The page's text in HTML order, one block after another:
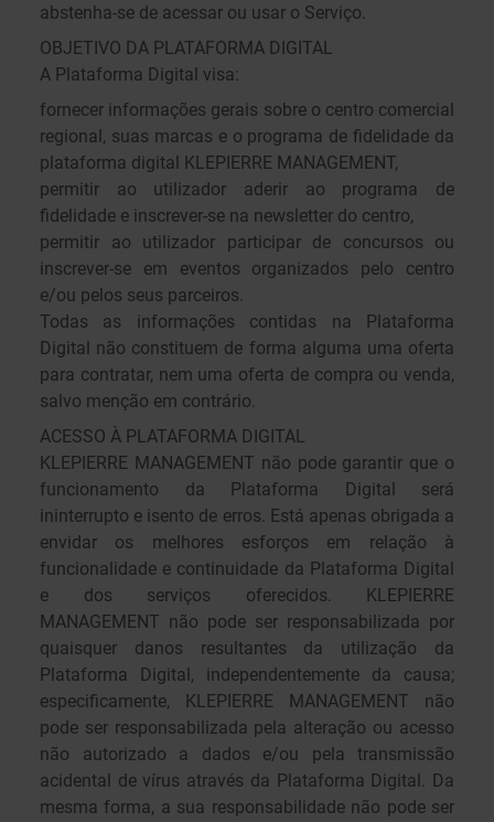
abstenha-se de acessar ou usar o Serviço.
OBJETIVO DA PLATAFORMA DIGITAL
A Plataforma Digital visa:
fornecer informações gerais sobre o centro comercial
regional, suas marcas e o programa de fidelidade da
plataforma digital KLEPIERRE MANAGEMENT,
permitir ao utilizador aderir ao programa de
fidelidade e inscrever-se na newsletter do centro,
permitir ao utilizador participar de concursos ou
inscrever-se em eventos organizados pelo centro
e/ou pelos seus parceiros.
Todas as informações contidas na Plataforma
Digital não constituem de forma alguma uma oferta
para contratar, nem uma oferta de compra ou venda,
salvo menção em contrário.
ACESSO À PLATAFORMA DIGITAL
KLEPIERRE MANAGEMENT não pode garantir que o
funcionamento da Plataforma Digital será
ininterrupto e isento de erros. Está apenas obrigada a
envidar os melhores esforços em relação à
funcionalidade e continuidade da Plataforma Digital
e dos serviços oferecidos. KLEPIERRE
MANAGEMENT não pode ser responsabilizada por
quaisquer danos resultantes da utilização da
Plataforma Digital, independentemente da causa;
especificamente, KLEPIERRE MANAGEMENT não
pode ser responsabilizada pela alteração ou acesso
não autorizado a dados e/ou pela transmissão
acidental de vírus através da Plataforma Digital. Da
mesma forma, a sua responsabilidade não pode ser